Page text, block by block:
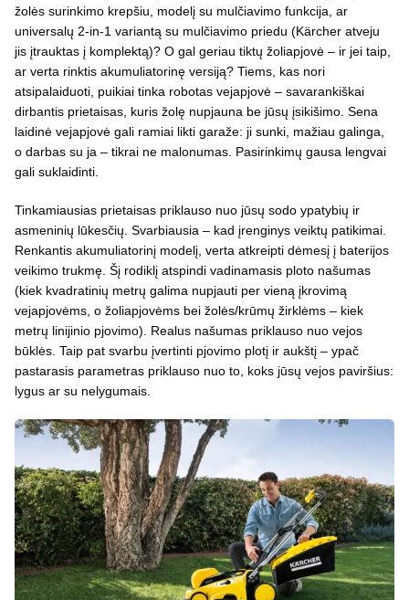
žolės surinkimo krepšiu, modelį su mulčiavimo funkcija, ar
universalų 2-in-1 variantą su mulčiavimo priedu (Kärcher atveju
jis įtrauktas į komplektą)? O gal geriau tiktų žoliapjovė – ir jei taip,
ar verta rinktis akumuliatorinę versiją? Tiems, kas nori
atsipalaiduoti, puikiai tinka robotas vejapjovė – savarankiškai
dirbantis prietaisas, kuris žolę nupjauna be jūsų įsikišimo. Sena
laidinė vejapjovė gali ramiai likti garaže: ji sunki, mažiau galinga,
o darbas su ja – tikrai ne malonumas. Pasirinkimų gausa lengvai
gali suklaidinti.
Tinkamiausias prietaisas priklauso nuo jūsų sodo ypatybių ir
asmeninių lūkesčių. Svarbiausia – kad įrenginys veiktų patikimai.
Renkantis akumuliatorinį modelį, verta atkreipti dėmesį į baterijos
veikimo trukmę. Šį rodiklį atspindi vadinamasis ploto našumas
(kiek kvadratinių metrų galima nupjauti per vieną įkrovimą
vejapjovėms, o žoliapjovėms bei žolės/krūmų žirklėms – kiek
metrų linijinio pjovimo). Realus našumas priklauso nuo vejos
būklės. Taip pat svarbu įvertinti pjovimo plotį ir aukštį – ypač
pastarasis parametras priklauso nuo to, koks jūsų vejos paviršius:
lygus ar su nelygumais.